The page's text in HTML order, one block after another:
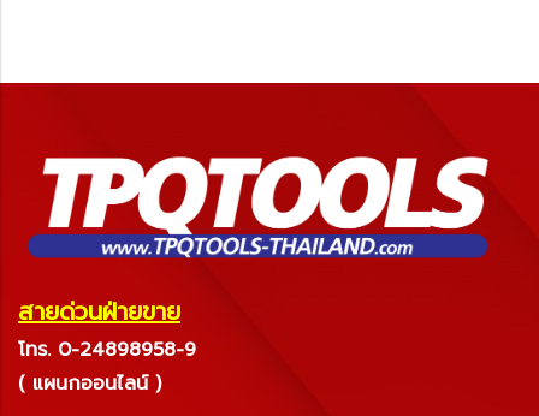
สายด่วนฝ่ายขาย
โทร. 0-24898958-9
( แผนกออนไลน์ )